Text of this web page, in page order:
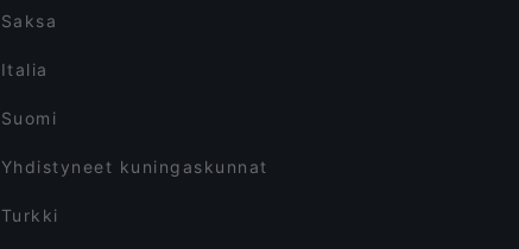
Saksa
Italia
Suomi
Yhdistyneet kuningaskunnat
Turkki